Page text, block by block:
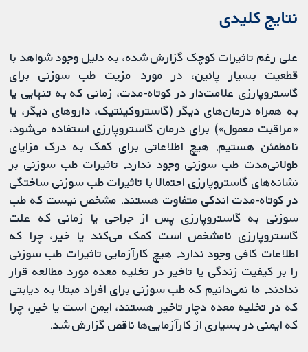
نتایج کلیدی
علی رغم تاثیرات کوچک گزارش شده، به دلیل وجود شواهد با
قطعیت بسیار پائین، در مورد مزیت طب سوزنی برای
گاستروپارزی علامت‌دار در کوتاه‌-مدت، زمانی که به تنهایی یا
به همراه درمان‌های دیگر (گاستروکینتیک، داروهای دیگر، یا
«مراقبت معمول») برای درمان گاستروپارزی استفاده می‌شود،
نامطمئن هستیم. هیچ اطلاعاتی برای کمک به درک مزایای
طولانی‌مدت طب سوزنی وجود ندارد. تاثیرات طب سوزنی بر
نشانه‌های گاستروپارزی احتمالا با تاثیرات طب سوزنی ساختگی
در کوتاه‌-مدت اندکی متفاوت هستند. مشخص نیست که طب
سوزنی به گاستروپارزی پس از جراحی یا زمانی که علت
گاستروپارزی نامشخص است کمک می‌کند یا خیر، چرا که
اطلاعات کافی وجود ندارد. هیچ کارآزمایی تاثیرات طب سوزنی
را بر کیفیت زندگی یا تاخیر در تخلیه معده مورد مطالعه قرار
ندادند. ما نمی‌دانیم که طب سوزنی برای افراد مبتلا به دیابتی
که در تخلیه معده دچار تاخیر هستند، ایمن است یا خیر، چرا
که ایمنی در بسیاری از کارآزمایی‌ها ناقص گزارش شد.